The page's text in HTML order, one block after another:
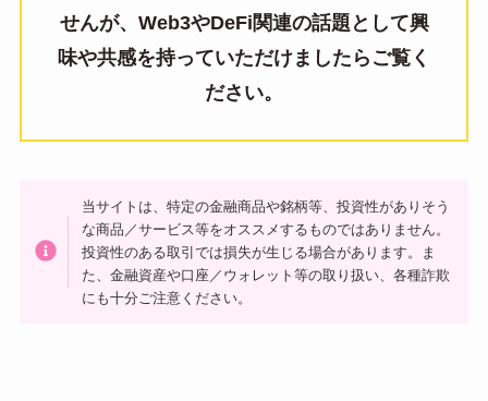
せんが、Web3やDeFi関連の話題として興
味や共感を持っていただけましたらご覧く
ださい。
当サイトは、特定の金融商品や銘柄等、投資性がありそう
な商品／サービス等をオススメするものではありません。
投資性のある取引では損失が生じる場合があります。ま
た、金融資産や口座／ウォレット等の取り扱い、各種詐欺
にも十分ご注意ください。